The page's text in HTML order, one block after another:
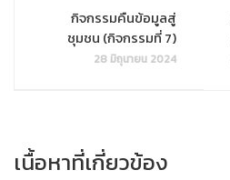
กิจกรรมคืนข้อมูลสู่
ชุมชน (กิจกรรมที่ 7)
28 มิถุนายน 2024
เนื้อหาที่เกี่ยวข้อง